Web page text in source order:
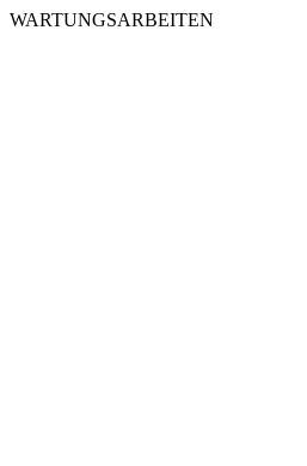
WARTUNGSARBEITEN